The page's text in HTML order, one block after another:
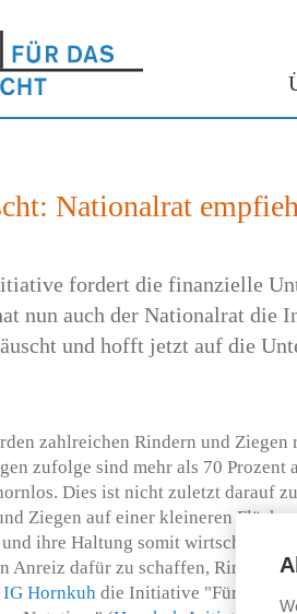
Nationalrat
fordert die finanzielle
nun auch der Nationalrat
und hofft jetzt auf die
zahlreichen Rindern und Ziegen
zufolge sind mehr als 70 Prozent
Dies ist nicht zuletzt darauf
Ziegen auf einer kleineren Fläche
ihre Haltung somit
Anreiz dafür zu schaffen, Rinder
IG Hornkuh die Initiative "Für die